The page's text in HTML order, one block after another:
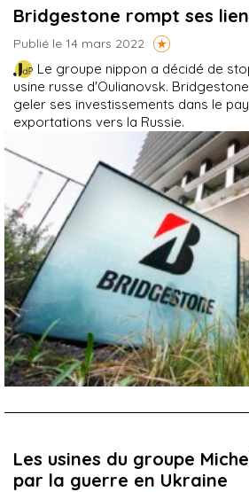
Bridgestone rompt ses
Publié le 14 mars 2022
Le groupe nippon a décidé de
usine russe d'Oulianovsk.
geler ses investissements dans le
exportations vers la Russie.
Les usines du groupe
par la guerre en Ukraine